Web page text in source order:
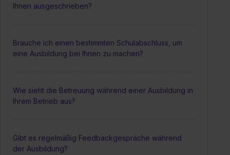
Ihnen ausgeschrieben?
Brauche ich einen bestimmten Schulabschluss, um
eine Ausbildung bei Ihnen zu machen?
Wie sieht die Betreuung während einer Ausbildung in
Ihrem Betrieb aus?
Gibt es regelmäßig Feedbackgespräche während
der Ausbildung?